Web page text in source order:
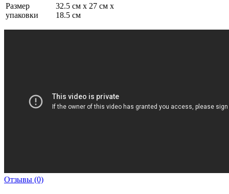
Размер
упаковки
32.5 см х 27 см х
18.5 см
Отзывы (0)